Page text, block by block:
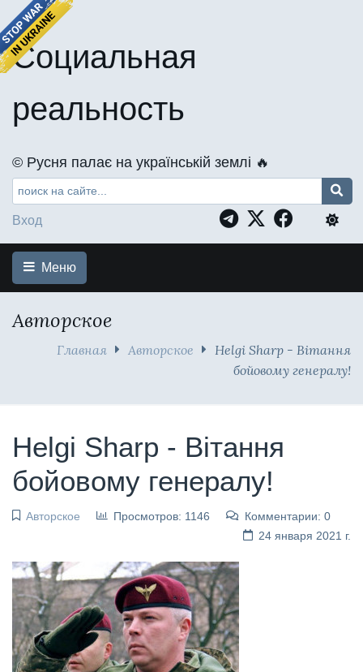
Социальная
реальность
©️ Русня палає на українській землі 🔥
Вход
Меню
Авторское
Главная Авторское
Helgi Sharp - Вітання
бойовому генералу!
Helgi Sharp - Вітання
бойовому генералу!
Авторское Просмотров: 1146
Комментарии: 0
24 января 2021 г.